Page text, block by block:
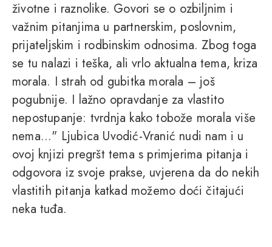
životne i raznolike. Govori se o ozbiljnim i
važnim pitanjima u partnerskim, poslovnim,
prijateljskim i rodbinskim odnosima. Zbog toga
se tu nalazi i teška, ali vrlo aktualna tema, kriza
morala. I strah od gubitka morala – još
pogubnije. I lažno opravdanje za vlastito
nepostupanje: tvrdnja kako tobože morala više
nema..." Ljubica Uvodić-Vranić nudi nam i u
ovoj knjizi pregršt tema s primjerima pitanja i
odgovora iz svoje prakse, uvjerena da do nekih
vlastitih pitanja katkad možemo doći čitajući
neka tuđa.